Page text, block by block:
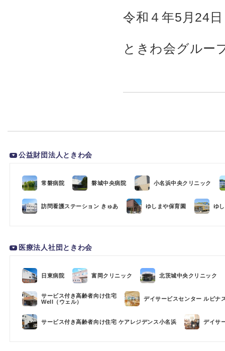
令和４年5月24日
ときわ会グルー
公益財団法人ときわ会
常磐病院 磐城中央病院 小名浜中央クリニック
訪問看護ステーション きゅあ ゆしまや保育園 ゆ
医療法人社団ときわ会
日東病院 富岡クリニック 北茨城中央クリニック
サービス付き高齢者向け住宅
Well（ウェル）
デイサービスセンター ルピナ
サービス付き高齢者向け住宅 ケアレジデンス小名浜 デイサ